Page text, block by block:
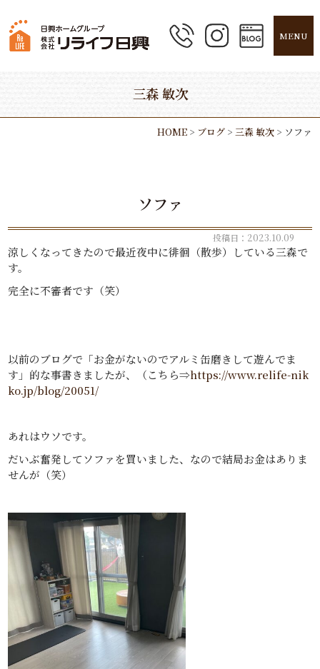
MENU
三森 敏次
HOME> ブログ> 三森 敏次> ソファ
ソファ
投稿日：2023.10.09
涼しくなってきたので最近夜中に徘徊（散歩）している三森で
す。
完全に不審者です（笑）
以前のブログで「お金がないのでアルミ缶磨きして遊んでま
す」的な事書きましたが、（こちら⇒https://www.relife-nik
ko.jp/blog/20051/
あれはウソです。
だいぶ奮発してソファを買いました、なので結局お金はありま
せんが（笑）